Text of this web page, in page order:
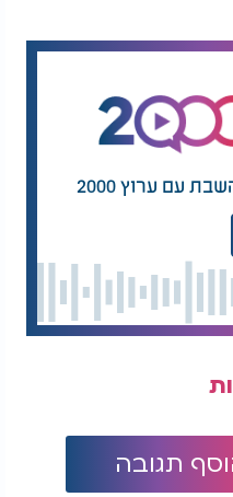
עם ערוץ 2000
תגובה